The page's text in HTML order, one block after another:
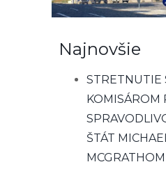
Najnovšie
STRETNUTIE
KOMISÁROM
ŠTÁT
MCGRATHOM